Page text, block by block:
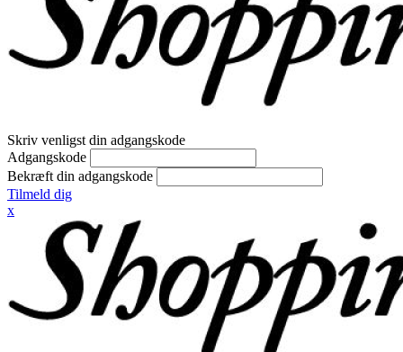
Skriv venligst din adgangskode
Adgangskode
Bekræft din adgangskode
Tilmeld dig
x